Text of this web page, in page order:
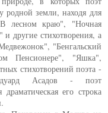
родной земли, находя для
лесном краю", "Ночная
другие стихотворения, а
"Бенгальский
Пенсионере", "Яшка",
стихотворений поэта -
Асадов - поэт
его строка